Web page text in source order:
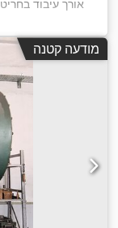
אורך עיבוד
,
מודעה קטנה